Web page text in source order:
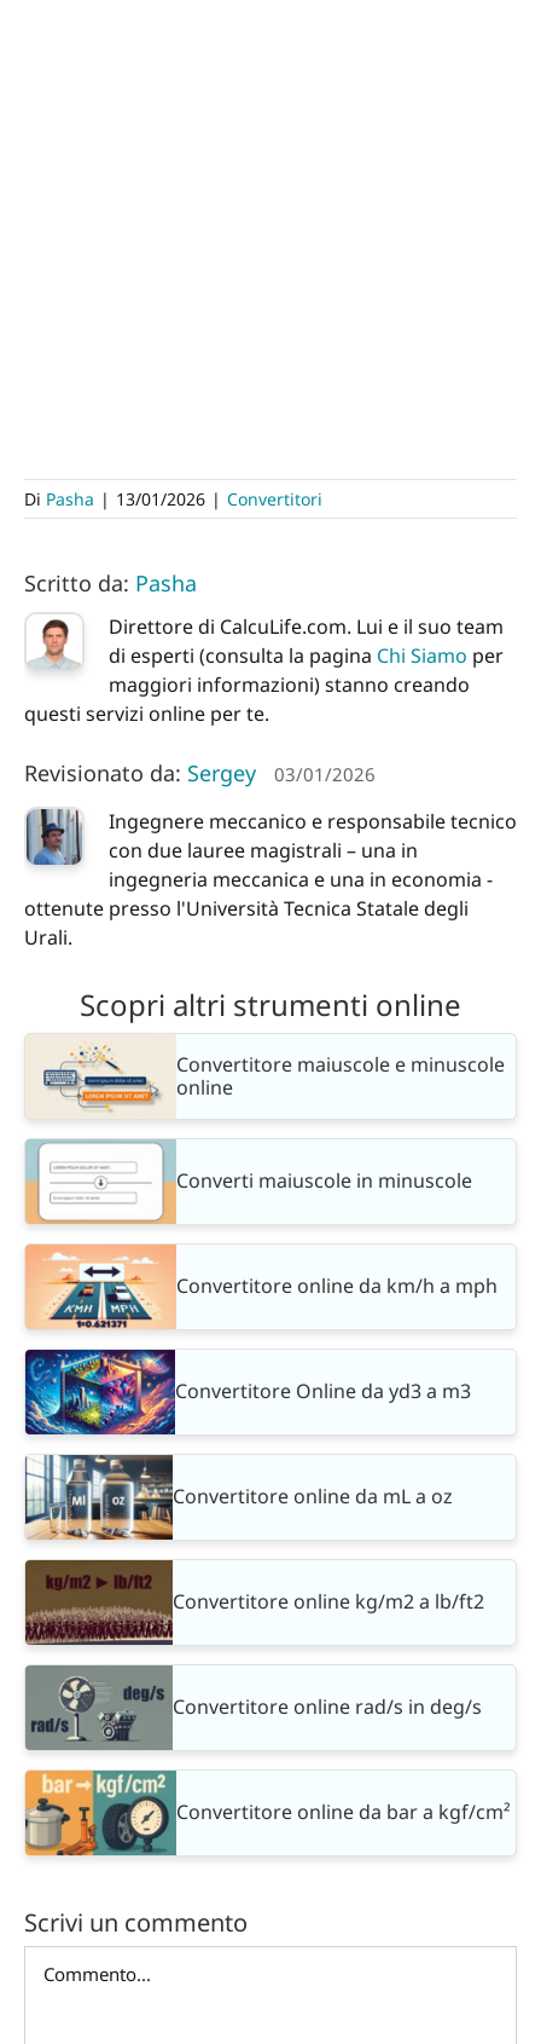
Di Pasha | 13/01/2026 | Convertitori
Scritto da: Pasha
Direttore di CalcuLife.com. Lui e il suo team
di esperti (consulta la pagina Chi Siamo per
maggiori informazioni) stanno creando
questi servizi online per te.
Revisionato da: Sergey 03/01/2026
Ingegnere meccanico e responsabile tecnico
con due lauree magistrali – una in
ingegneria meccanica e una in economia -
ottenute presso l'Università Tecnica Statale degli
Urali.
Scopri altri strumenti online
Convertitore maiuscole e minuscole
online
Converti maiuscole in minuscole
Convertitore online da km/h a mph
Convertitore Online da yd3 a m3
Convertitore online da mL a oz
Convertitore online kg/m2 a lb/ft2
Convertitore online rad/s in deg/s
Convertitore online da bar a kgf/cm²
Scrivi un commento